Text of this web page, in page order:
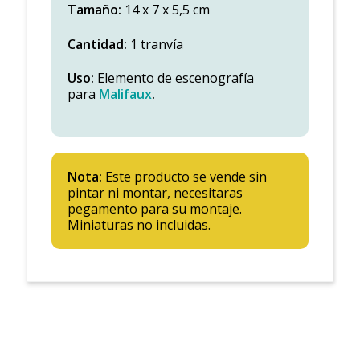
Tamaño: 14 x 7 x 5,5 cm
Cantidad: 1 tranvía
Uso: Elemento de escenografía
para Malifaux.
Nota: Este producto se vende sin
pintar ni montar, necesitaras
pegamento para su montaje.
Miniaturas no incluidas.